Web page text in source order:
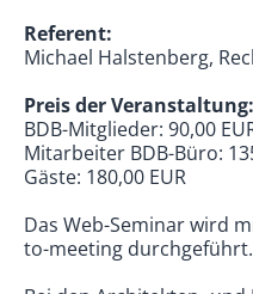
Referent:
Michael Halstenberg,
Preis der Veranstaltung:
BDB-Mitglieder: 90,00
Mitarbeiter BDB-Büro:
Gäste: 180,00 EUR
Das Web-Seminar wird
to-meeting durchgeführt.